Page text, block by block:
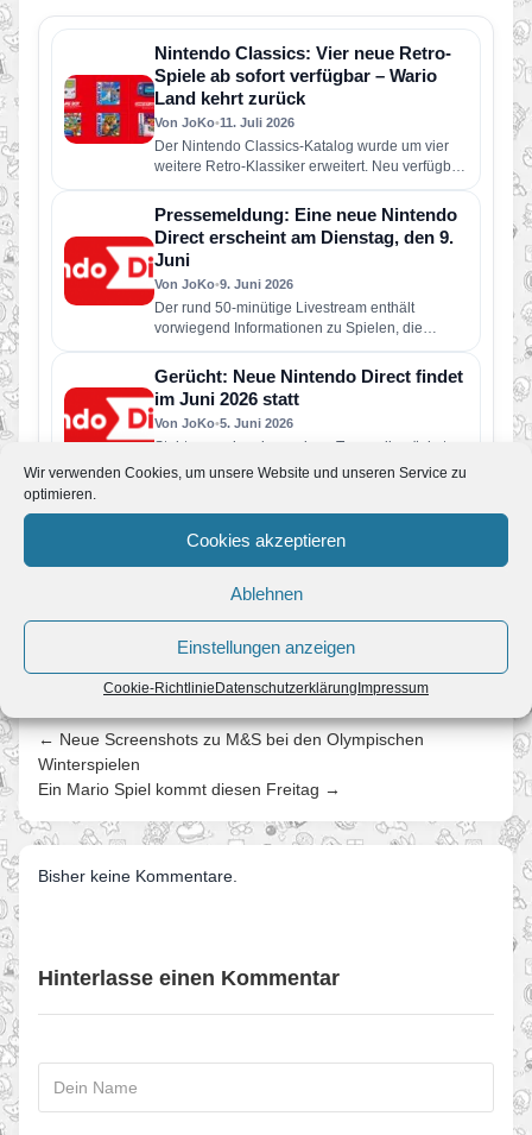
Wir verwenden Cookies, um unsere Website und unseren Service zu
optimieren.
Cookies akzeptieren
Ablehnen
Einstellungen anzeigen
Cookie-Richtlinie Datenschutzerklärung Impressum
Nintendo Classics: Vier neue Retro-
Spiele ab sofort verfügbar – Wario
Land kehrt zurück
Von JoKo•11. Juli 2026
Der Nintendo Classics-Katalog wurde um vier
weitere Retro-Klassiker erweitert. Neu verfügbar
sind die folgenden Spiele: Wario Land: Super…
Pressemeldung: Eine neue Nintendo
Direct erscheint am Dienstag, den 9.
Juni
Von JoKo•9. Juni 2026
Der rund 50-minütige Livestream enthält
vorwiegend Informationen zu Spielen, die
dieses Jahr für Nintendo Switch 2 und Nintendo
Switch erscheinen…
Gerücht: Neue Nintendo Direct findet
im Juni 2026 statt
Von JoKo•5. Juni 2026
Steht uns schon in wenigen Tagen die nächste
große Nintendo Direct bevor? Laut aktuellen
Mariofans.de erhält Design-Level-Up:
Neuer Look und übersichtlichere
4. Juni 2026
technisch umfangreich überarbeitet…
← Neue Screenshots zu M&S bei den Olympischen
Winterspielen
Ein Mario Spiel kommt diesen Freitag →
Bisher keine Kommentare.
Hinterlasse einen Kommentar